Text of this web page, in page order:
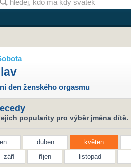
den ženského orgasmu
popularity pro výběr jména dítě.
duben květen
září říjen listopad